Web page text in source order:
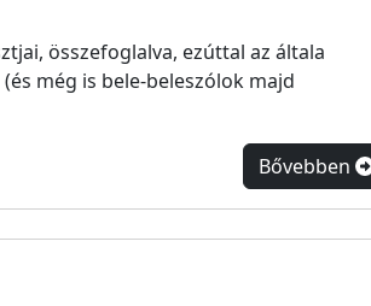
összefoglalva, ezúttal az általa
még is bele-beleszólok majd
Bővebben